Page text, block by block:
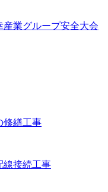
産業グループ安全大会
修繕工事
線接続工事